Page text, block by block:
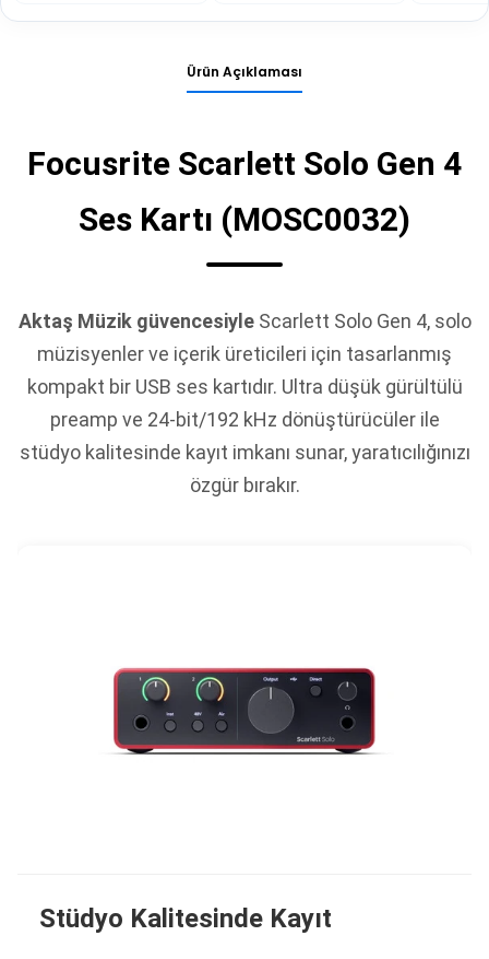
Ürün Açıklaması
Focusrite Scarlett Solo Gen 4
Ses Kartı (MOSC0032)
Aktaş Müzik güvencesiyleScarlett Solo Gen 4, solo
müzisyenler ve içerik üreticileri için tasarlanmış
kompakt bir USB ses kartıdır. Ultra düşük gürültülü
preamp ve 24-bit/192 kHz dönüştürücüler ile
stüdyo kalitesinde kayıt imkanı sunar, yaratıcılığınızı
özgür bırakır.
Stüdyo Kalitesinde Kayıt